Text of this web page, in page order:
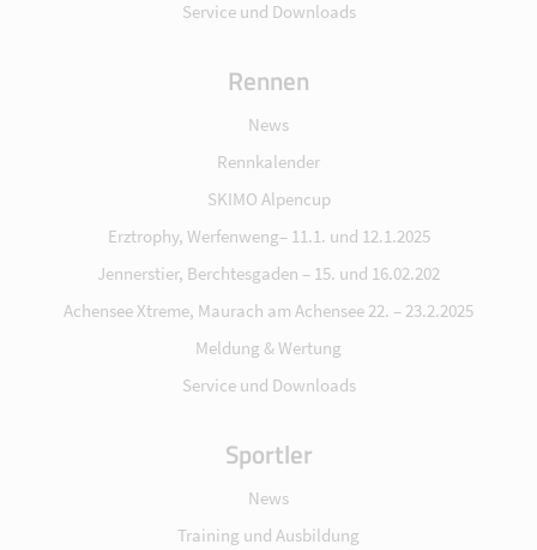
Service und Downloads
Rennen
News
Rennkalender
SKIMO Alpencup
Erztrophy, Werfenweng– 11.1. und 12.1.2025
Jennerstier, Berchtesgaden – 15. und 16.02.202
Achensee Xtreme, Maurach am Achensee 22. – 23.2.2025
Meldung & Wertung
Service und Downloads
Sportler
News
Training und Ausbildung